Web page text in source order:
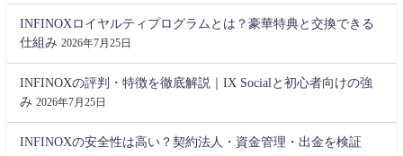
INFINOXロイヤルティプログラムとは？豪華特典と交換できる
仕組み 2026年7月25日
INFINOXの評判・特徴を徹底解説｜IX Socialと初心者向けの強
み 2026年7月25日
INFINOXの安全性は高い？契約法人・資金管理・出金を検証